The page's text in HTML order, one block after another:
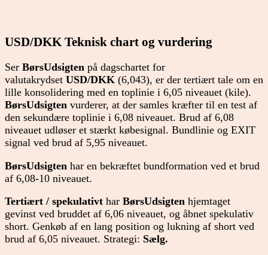
USD/DKK Teknisk chart og vurdering
Ser BørsUdsigten på dagschartet for
valutakrydset USD/DKK (6,043), er der tertiært tale om en
lille konsolidering med en toplinie i 6,05 niveauet (kile).
BørsUdsigten vurderer, at der samles kræfter til en test af
den sekundære toplinie i 6,08 niveauet. Brud af 6,08
niveauet udløser et stærkt købesignal. Bundlinie og EXIT
signal ved brud af 5,95 niveauet.
BørsUdsigten har en bekræftet bundformation ved et brud
af 6,08-10 niveauet.
Tertiært / spekulativt har BørsUdsigten hjemtaget
gevinst ved bruddet af 6,06 niveauet, og åbnet spekulativ
short. Genkøb af en lang position og lukning af short ved
brud af 6,05 niveauet. Strategi: Sælg.